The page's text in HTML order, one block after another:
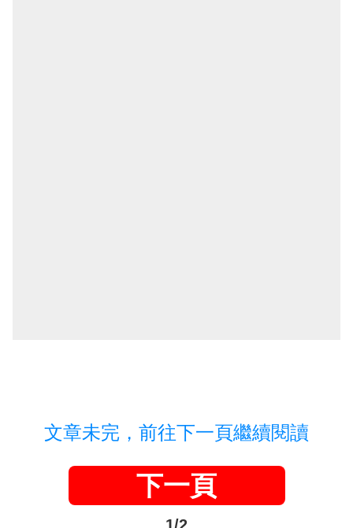
文章未完，前往下一頁繼續閱讀
下一頁